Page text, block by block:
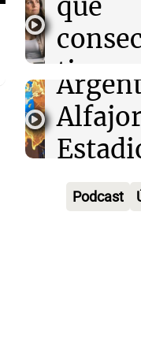
Panorama
Episodios
tiene
Buen día,
Episodios
acerca
Ferro
de
Audio.
de 80
Audio.
Podcast